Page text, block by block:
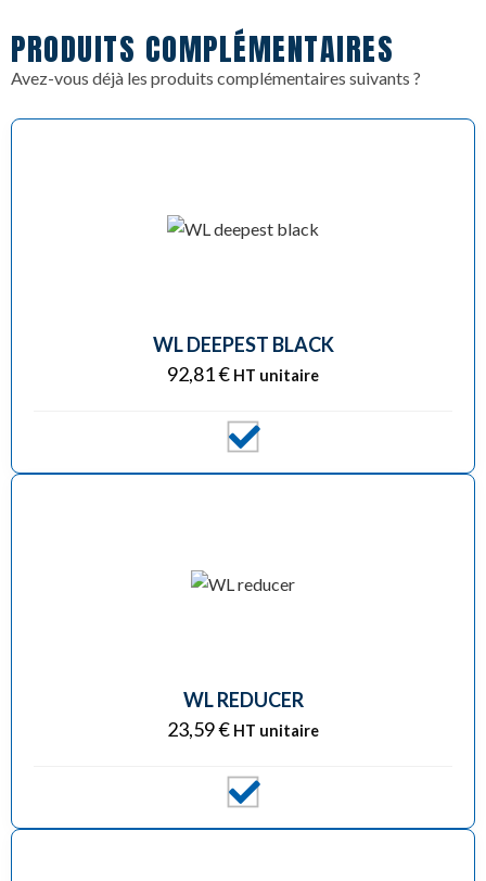
PRODUITS COMPLÉMENTAIRES
Avez-vous déjà les produits complémentaires suivants ?
WL DEEPEST BLACK
92,81€ HT unitaire
WL REDUCER
23,59€ HT unitaire